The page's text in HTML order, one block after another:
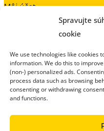
Spravujte
cookie
We use technologies like cookies
information. We do this to
(non-) personalized ads.
process data such as browsing
consenting or withdrawing
and functions.
Môj účet
Všeobecné obchodné
Zásady spracovania
made by HiTT